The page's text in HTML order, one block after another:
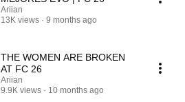
Ariian
13K views
9 months ago
THE WOMEN ARE BROKEN
AT FC 26
Ariian
9.9K views
10 months ago